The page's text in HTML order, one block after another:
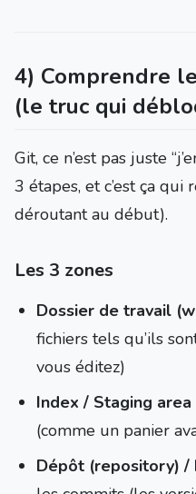
4) Comprendre
(le truc qui
Git, ce n’est pas juste
3 étapes, et c’est ça
déroutant au début).
Les 3 zones
Dossier de travail
fichiers tels qu’ils
vous éditez)
Index / Staging area
(comme un panier
Dépôt (repository) /